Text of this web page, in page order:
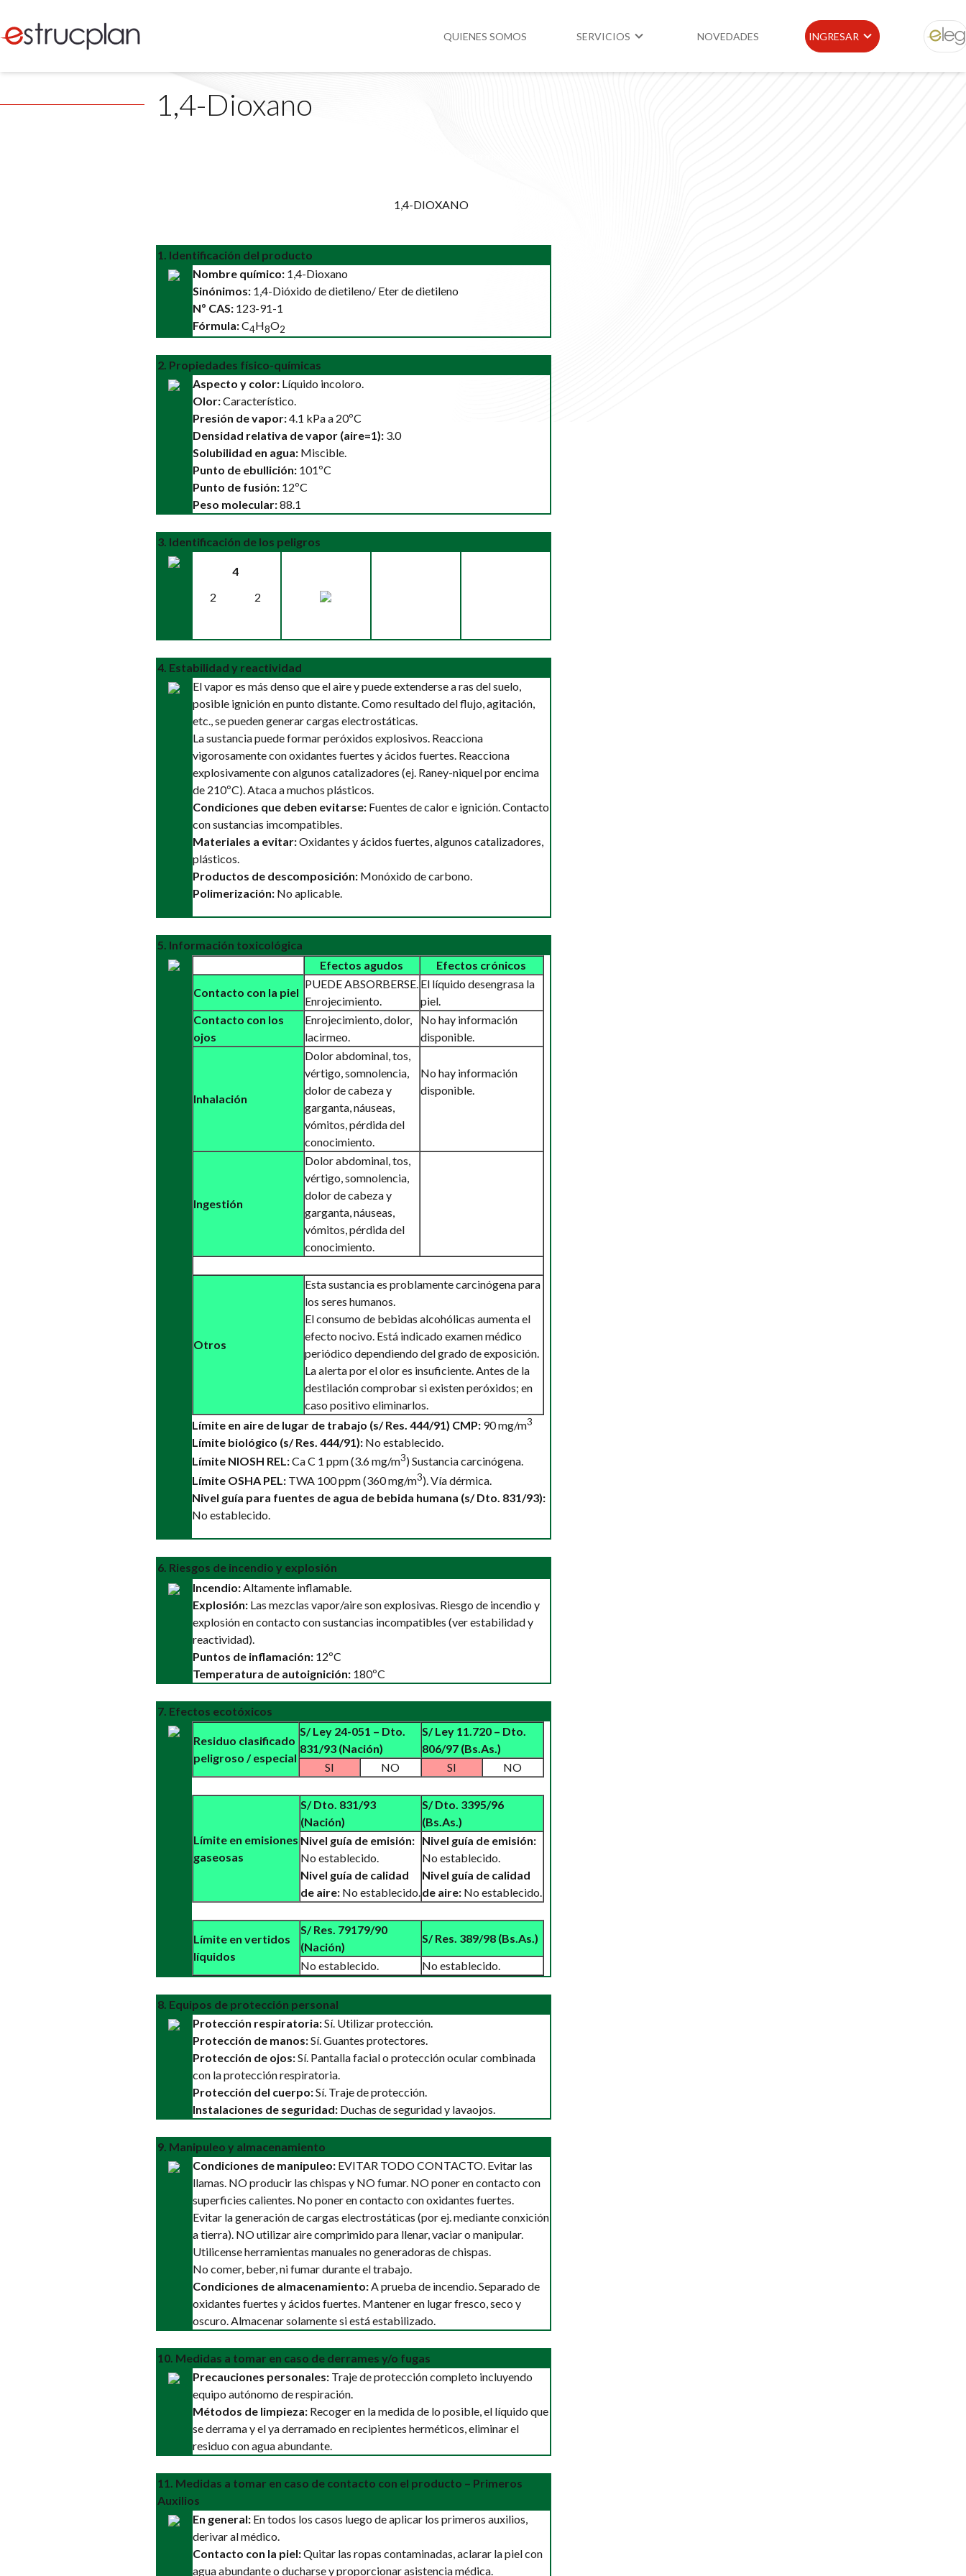
QUIENES SOMOS SERVICIOS NOVEDADES INGRESAR ELEG
1,4-Dioxano
1,4-DIOXANO
1. Identificación del producto
Nombre químico:1,4-Dioxano
Sinónimos:1,4-Dióxido de dietileno/ Eter de dietileno
Nº CAS:123-91-1
Fórmula:C4H8O2
2. Propiedades físico-químicas
Aspecto y color:Líquido incoloro.
Olor:Característico.
Presión de vapor:4.1 kPa a 20ºC
Densidad relativa de vapor (aire=1):3.0
Solubilidad en agua:Miscible.
Punto de ebullición:101ºC
Punto de fusión:12ºC
Peso molecular:88.1
3. Identificación de los peligros
4
2
2
4. Estabilidad y reactividad
El vapor es más denso que el aire y puede extenderse a ras del suelo,
posible ignición en punto distante. Como resultado del flujo, agitación,
etc., se pueden generar cargas electrostáticas.
La sustancia puede formar peróxidos explosivos. Reacciona
vigorosamente con oxidantes fuertes y ácidos fuertes. Reacciona
explosivamente con algunos catalizadores (ej. Raney-niquel por encima
de 210ºC). Ataca a muchos plásticos.
Condiciones que deben evitarse:Fuentes de calor e ignición. Contacto
con sustancias imcompatibles.
Materiales a evitar:Oxidantes y ácidos fuertes, algunos catalizadores,
plásticos.
Productos de descomposición:Monóxido de carbono.
Polimerización:No aplicable.
5. Información toxicológica
Efectos agudos
Efectos crónicos
Contacto con la piel
PUEDE ABSORBERSE.
Enrojecimiento.
El líquido desengrasa la
piel.
Contacto con los
ojos
Enrojecimiento, dolor,
lacirmeo.
No hay información
disponible.
Inhalación
Dolor abdominal, tos,
vértigo, somnolencia,
dolor de cabeza y
garganta, náuseas,
vómitos, pérdida del
conocimiento.
No hay información
disponible.
Ingestión
Dolor abdominal, tos,
vértigo, somnolencia,
dolor de cabeza y
garganta, náuseas,
vómitos, pérdida del
conocimiento.
Otros
Esta sustancia es problamente carcinógena para
los seres humanos.
El consumo de bebidas alcohólicas aumenta el
efecto nocivo. Está indicado examen médico
periódico dependiendo del grado de exposición.
La alerta por el olor es insuficiente. Antes de la
destilación comprobar si existen peróxidos; en
caso positivo eliminarlos.
Límite en aire de lugar de trabajo (s/ Res. 444/91) CMP:90 mg/m3
Límite biológico (s/ Res. 444/91):No establecido.
Límite NIOSH REL:Ca C 1 ppm (3.6 mg/m3) Sustancia carcinógena.
Límite OSHA PEL:TWA 100 ppm (360 mg/m3). Vía dérmica.
Nivel guía para fuentes de agua de bebida humana (s/ Dto. 831/93):
No establecido.
6. Riesgos de incendio y explosión
Incendio:Altamente inflamable.
Explosión:Las mezclas vapor/aire son explosivas. Riesgo de incendio y
explosión en contacto con sustancias incompatibles (ver estabilidad y
reactividad).
Puntos de inflamación:12ºC
Temperatura de autoignición:180ºC
7. Efectos ecotóxicos
Residuo clasificado
peligroso / especial
S/ Ley 24-051 – Dto.
831/93 (Nación)
S/ Ley 11.720 – Dto.
806/97 (Bs.As.)
SI
NO SI NO
Límite en emisiones
gaseosas
S/ Dto. 831/93
(Nación)
S/ Dto. 3395/96
(Bs.As.)
Nivel guía de emisión:
No establecido.
Nivel guía de calidad
de aire:No establecido.
Nivel guía de emisión:
No establecido.
Nivel guía de calidad
de aire:No establecido.
Límite en vertidos
líquidos
S/ Res. 79179/90
(Nación)
S/ Res. 389/98 (Bs.As.)
No establecido.
No establecido.
8. Equipos de protección personal
Protección respiratoria:Sí. Utilizar protección.
Protección de manos:Sí. Guantes protectores.
Protección de ojos:Sí. Pantalla facial o protección ocular combinada
con la protección respiratoria.
Protección del cuerpo:Sí. Traje de protección.
Instalaciones de seguridad:Duchas de seguridad y lavaojos.
9. Manipuleo y almacenamiento
Condiciones de manipuleo:EVITAR TODO CONTACTO. Evitar las
llamas. NO producir las chispas y NO fumar. NO poner en contacto con
superficies calientes. No poner en contacto con oxidantes fuertes.
Evitar la generación de cargas electrostáticas (por ej. mediante conxición
a tierra). NO utilizar aire comprimido para llenar, vaciar o manipular.
Utilicense herramientas manuales no generadoras de chispas.
No comer, beber, ni fumar durante el trabajo.
Condiciones de almacenamiento:A prueba de incendio. Separado de
oxidantes fuertes y ácidos fuertes. Mantener en lugar fresco, seco y
oscuro. Almacenar solamente si está estabilizado.
10. Medidas a tomar en caso de derrames y/o fugas
Precauciones personales:Traje de protección completo incluyendo
equipo autónomo de respiración.
Métodos de limpieza:Recoger en la medida de lo posible, el líquido que
se derrama y el ya derramado en recipientes herméticos, eliminar el
residuo con agua abundante.
11. Medidas a tomar en caso de contacto con el producto – Primeros
Auxilios
En general:En todos los casos luego de aplicar los primeros auxilios,
derivar al médico.
Contacto con la piel:Quitar las ropas contaminadas, aclarar la piel con
agua abundante o ducharse y proporcionar asistencia médica.